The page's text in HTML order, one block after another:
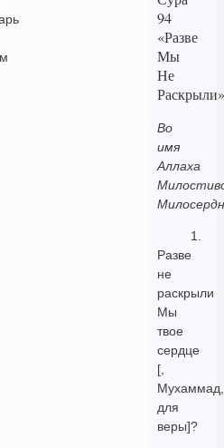
94
«Разве
Мы
Не
Раскрыли»
Во
имя
Аллаха
1.
Разве
не
раскрыли
Мы
твое
сердце
[,
Мухаммад,
для
веры]?